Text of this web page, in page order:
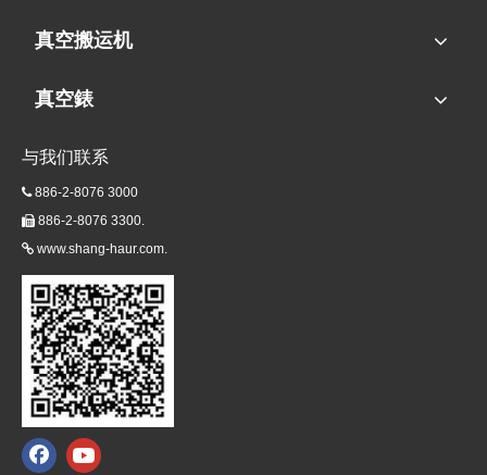
真空搬运机
真空錶
与我们联系
886-2-8076 3000
 886-2-8076 3300.
 www.shang-haur.com.